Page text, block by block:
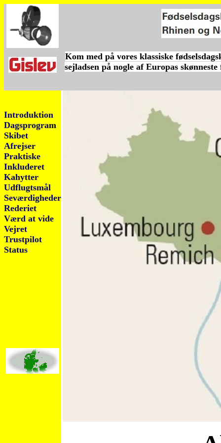
Kom med på vores klassiske
sejladsen på nogle af Europas
Introduktion
Dagsprogram
Skibet
Afrejser
Praktiske
Inkluderet
Kahytter
Udflugtsmål
Seværdigheder
Rederiet
Værd at vide
Vejret
Trustpilot
Status